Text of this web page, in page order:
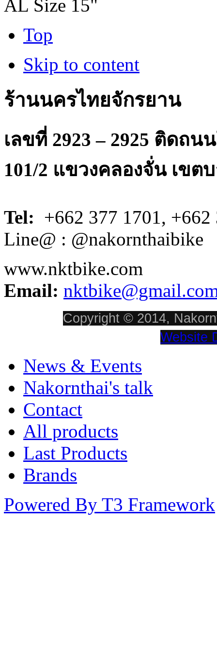
AL Size 15"
Top
Skip to content
ร้านนครไทยจักรยาน
เลขที่ 2923 – 2925 ติดถ
101/2 แขวงคลองจั่น เขต
Tel: +662 377 1701,
Line@ : @nakornthaibike
www.nktbike.com
Email:
Copyright © 2014,
Website
News & Events
Nakornthai's talk
Contact
All products
Last Products
Brands
Powered By T3 Framework